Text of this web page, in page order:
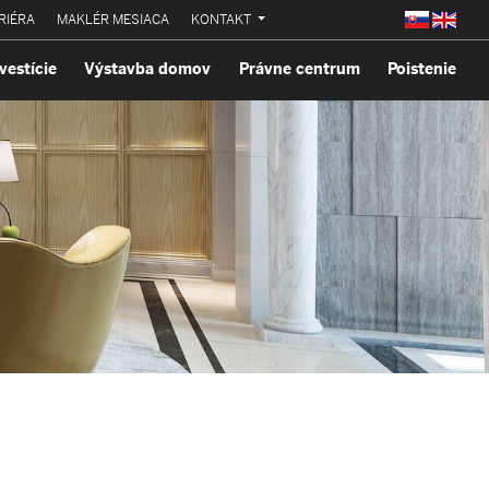
MAKLÉR MESIACA KONTAKT
Výstavba domov Právne centrum Poistenie